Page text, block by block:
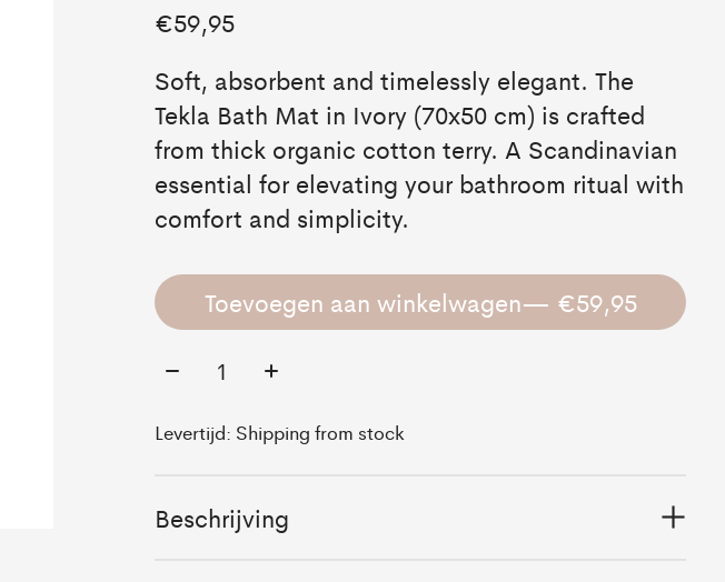
€59,95
Soft, absorbent and timelessly elegant. The
Tekla Bath Mat in Ivory (70x50 cm) is crafted
from thick organic cotton terry. A Scandinavian
essential for elevating your bathroom ritual with
comfort and simplicity.
Toevoegen aan winkelwagen
— €59,95
Aantal:
Levertijd: Shipping from stock
Beschrijving